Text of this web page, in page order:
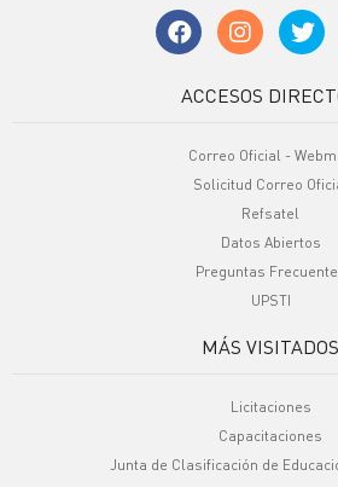
ACCESOS
Correo Oficial -
Solicitud Correo
Refsatel
Datos Abiertos
Preguntas
UPSTI
MÁS VISITADOS
Licitaciones
Capacitaciones
Junta de Clasificación de